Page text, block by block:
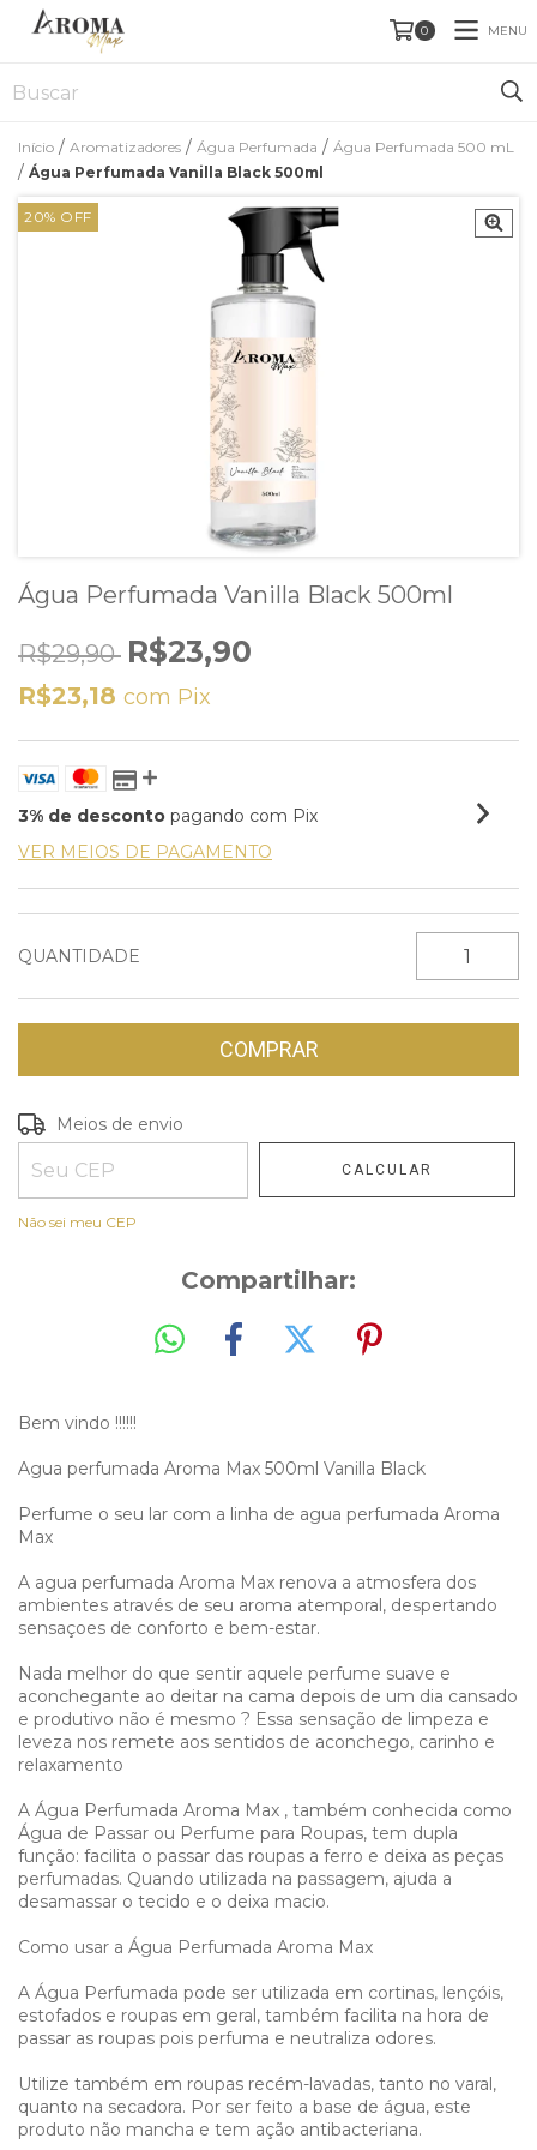
0 MENU
Início / Aromatizadores / Água Perfumada / Água Perfumada 500 mL
/ Água Perfumada Vanilla Black 500ml
20% OFF
Água Perfumada Vanilla Black 500ml
R$29,90 R$23,90
R$23,18 com Pix
3% de desconto pagando com Pix
VER MEIOS DE PAGAMENTO
QUANTIDADE
Entregas para o CEP:
Meios de envio
CALCULAR
Não sei meu CEP
Compartilhar:
Bem vindo !!!!!!
Agua perfumada Aroma Max 500ml Vanilla Black
Perfume o seu lar com a linha de agua perfumada Aroma
Max
A agua perfumada Aroma Max renova a atmosfera dos
ambientes através de seu aroma atemporal, despertando
sensaçoes de conforto e bem-estar.
Nada melhor do que sentir aquele perfume suave e
aconchegante ao deitar na cama depois de um dia cansado
e produtivo não é mesmo ? Essa sensação de limpeza e
leveza nos remete aos sentidos de aconchego, carinho e
relaxamento
A Água Perfumada Aroma Max , também conhecida como
Água de Passar ou Perfume para Roupas, tem dupla
função: facilita o passar das roupas a ferro e deixa as peças
perfumadas. Quando utilizada na passagem, ajuda a
desamassar o tecido e o deixa macio.
Como usar a Água Perfumada Aroma Max
A Água Perfumada pode ser utilizada em cortinas, lençóis,
estofados e roupas em geral, também facilita na hora de
passar as roupas pois perfuma e neutraliza odores.
Utilize também em roupas recém-lavadas, tanto no varal,
quanto na secadora. Por ser feito a base de água, este
produto não mancha e tem ação antibacteriana.